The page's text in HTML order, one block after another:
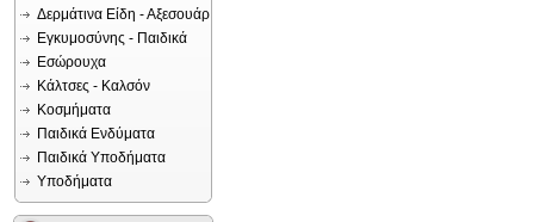
Δερμάτινα Είδη - Αξεσουάρ
Εγκυμοσύνης - Παιδικά
Εσώρουχα
Κάλτσες - Καλσόν
Κοσμήματα
Παιδικά Ενδύματα
Παιδικά Υποδήματα
Υποδήματα